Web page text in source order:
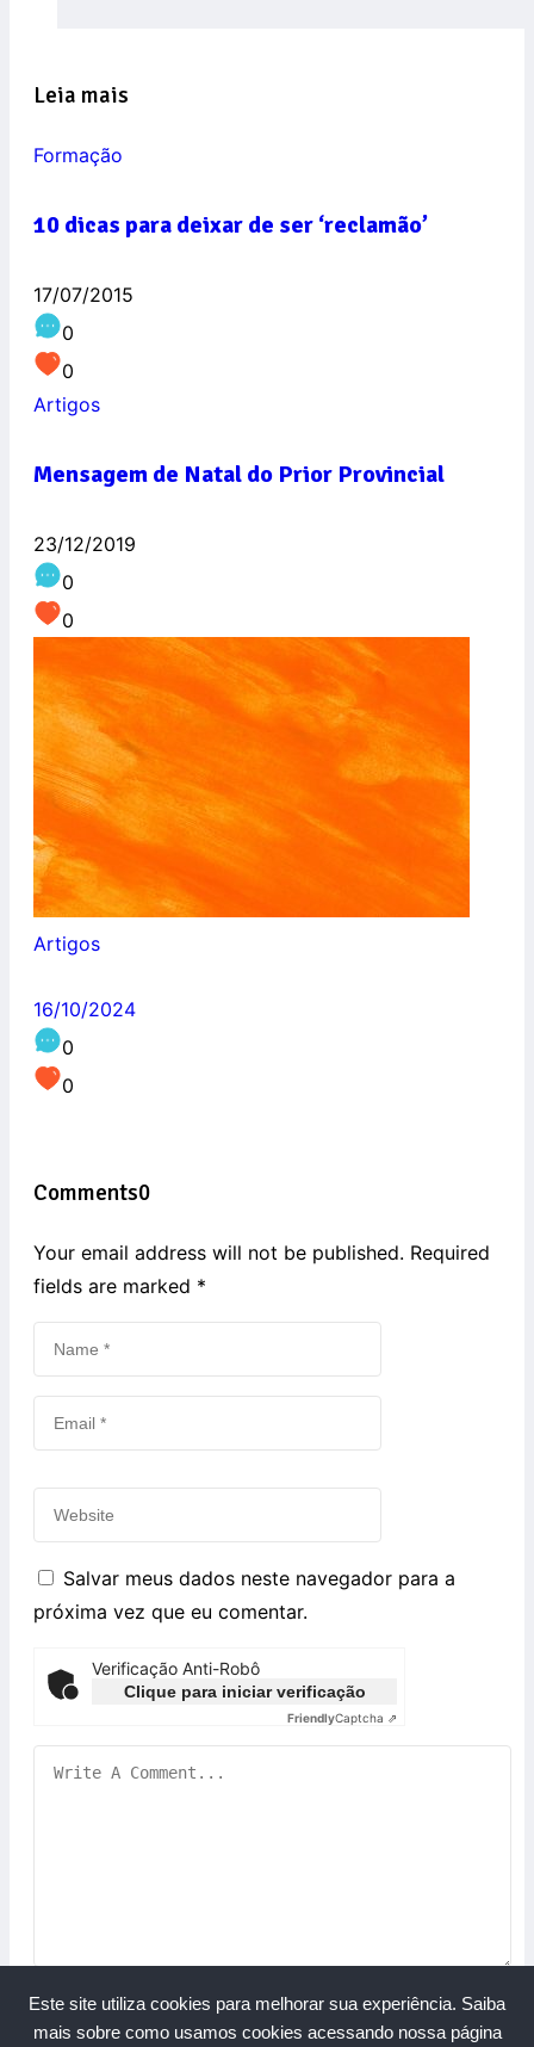
Este site utiliza cookies para melhorar sua experiência. Saiba
mais sobre como usamos cookies acessando nossa página
Leia mais
Formação
10 dicas para deixar de ser ‘reclamão’
17/07/2015
0
0
Artigos
Mensagem de Natal do Prior Provincial
23/12/2019
0
0
Artigos
16/10/2024
0
0
Comments0
Your email address will not be published. Required
fields are marked *
Salvar meus dados neste navegador para a
próxima vez que eu comentar.
Verificação Anti-Robô
Clique para iniciar verificação
FriendlyCaptcha ⇗